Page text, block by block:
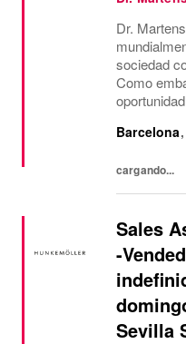
Dr.
sociedad
Como
personas
Barcelona,
cargando...
Sales
-
Sevilla